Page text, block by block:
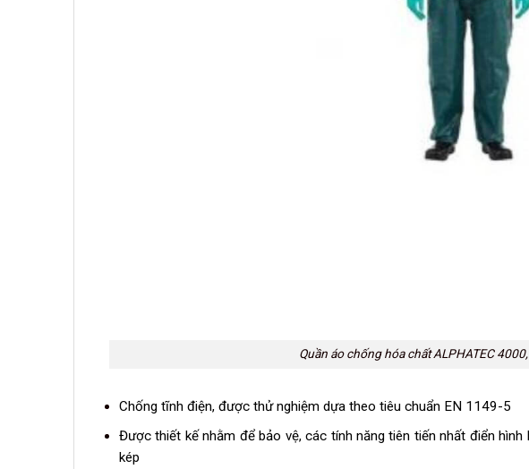
Quần áo chống hóa chất ALPHATEC
Chống tĩnh điện, được thử nghiệm dựa theo tiêu chuẩn EN 1149-5
Được thiết kế nhằm để bảo vệ, các tính năng tiên tiến nhất điển
kép